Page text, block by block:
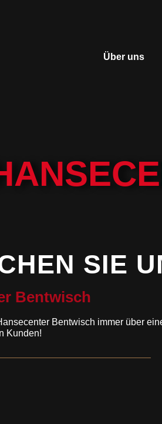
Über uns
SIE
Bentwisch
Bentwisch immer über
Kunden!